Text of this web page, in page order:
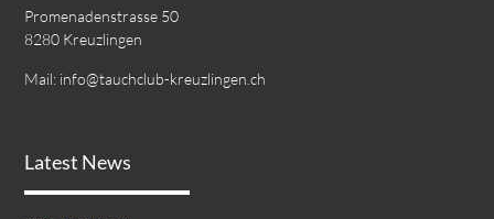
Promenadenstrasse 50
8280 Kreuzlingen
Mail: info@tauchclub-kreuzlingen.ch
Latest News